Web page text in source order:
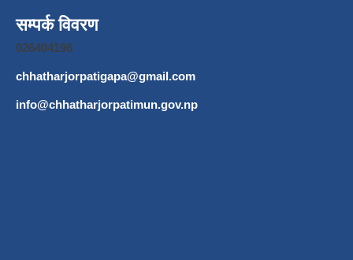
सम्पर्क विवरण
026404196
chhatharjorpatigapa@gmail.com
info@chhatharjorpatimun.gov.np